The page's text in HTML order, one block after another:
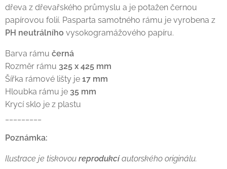
dřeva z dřevařského průmyslu a je potažen černou
papírovou folií. Pasparta samotného rámu je vyrobena z
PH neutrálního vysokogramážového papíru.
Barva rámu černá
Rozměr rámu 325 x 425 mm
Šířka rámové lišty je 17 mm
Hloubka rámu je 35 mm
Krycí sklo je z plastu
Poznámka:
Ilustrace je tiskovou reprodukcíautorského originálu.